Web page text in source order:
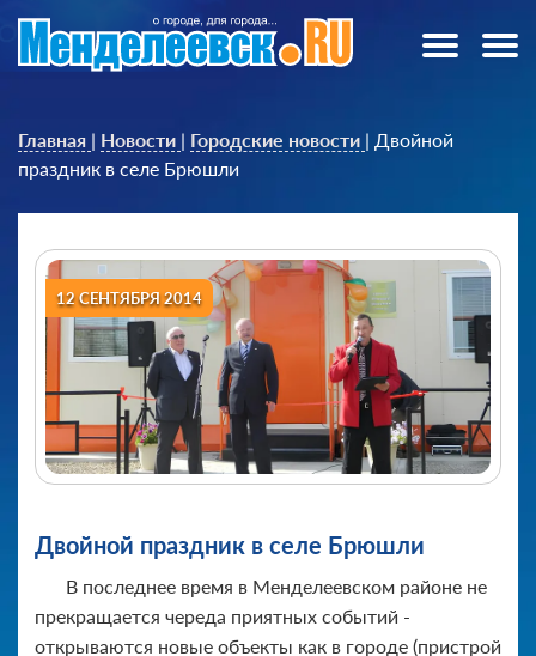
Главная | Новости | Городские новости | Двойной
праздник в селе Брюшли
12 СЕНТЯБРЯ 2014
Двойной праздник в селе Брюшли
В последнее время в Менделеевском районе не
прекращается череда приятных событий -
открываются новые объекты как в городе (пристрой